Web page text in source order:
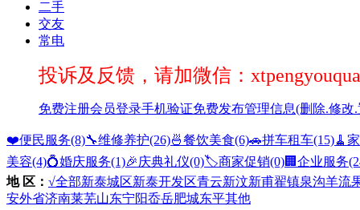
二手
交友
常电
投诉及反馈，请加微信：
免费注册会员登录手机验证免费发布管理信息(删除.修改
❤️便民服务(8)🔧维修养护(26)🍜餐饮美食(6)🚗拼车租车(15)🧹
美容(4)💍婚庆服务(1)🎉庆典礼仪(0)🏷️商家促销(0)🏢企业服务
地 区： √全部新泰城区新泰开发区青云新汶新甫翟镇泉沟羊流
安外省济南莱芜山东宁阳岙岳肥城东平其他